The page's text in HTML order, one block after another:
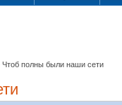
Чтоб полны были наши сети